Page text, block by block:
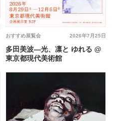
2026年7月25日
おすすめ展覧会
多田美波―光、凛と ゆれる @
東京都現代美術館